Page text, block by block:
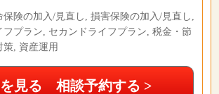
保険の加入/見直し, 損害保険の加入/見直し,
フプラン, セカンドライフプラン, 税金・節
策, 資産運用
見る 相談予約する >